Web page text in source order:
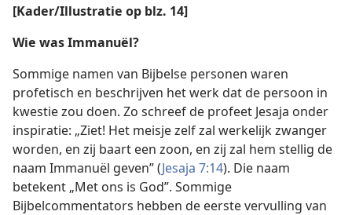
[Kader/Illustratie op blz. 14]
Wie was Immanuël?
Sommige namen van Bijbelse personen waren
profetisch en beschrijven het werk dat de persoon in
kwestie zou doen. Zo schreef de profeet Jesaja onder
inspiratie: „Ziet! Het meisje zelf zal werkelijk zwanger
worden, en zij baart een zoon, en zij zal hem stellig de
naam Immanuël geven” (Jesaja 7:14). Die naam
betekent „Met ons is God”. Sommige
Bijbelcommentators hebben de eerste vervulling van